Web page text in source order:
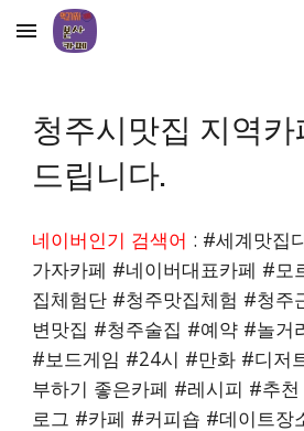
Skip to main content
청주시맛집 지역
드립니다.
네이버인기 검색어 : #세계맛집
가자카페 #네이버대표카페 #모
집체험단 #청주맛집체험 #청주
변맛집 #청주술집 #예약 #놀거
#보드게임 #24시 #만화 #디저
부하기 좋은카페 #레시피 #추
로그 #카페 #커피숍 #데이트장